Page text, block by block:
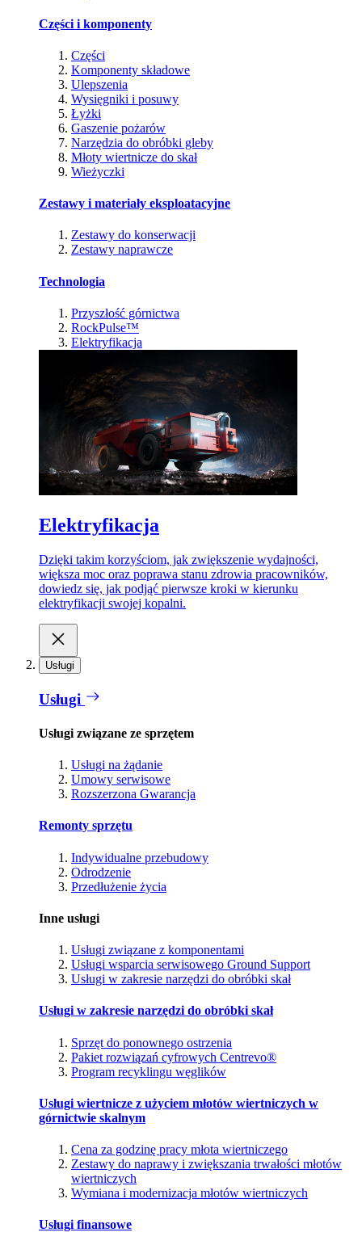
Części i komponenty
Części
Komponenty składowe
Ulepszenia
Wysięgniki i posuwy
Łyżki
Gaszenie pożarów
Narzędzia do obróbki gleby
Młoty wiertnicze do skał
Wieżyczki
Zestawy i materiały eksploatacyjne
Zestawy do konserwacji
Zestawy naprawcze
Technologia
Przyszłość górnictwa
RockPulse™
Elektryfikacja
Elektryfikacja
Dzięki takim korzyściom, jak zwiększenie wydajności,
większa moc oraz poprawa stanu zdrowia pracowników,
dowiedz się, jak podjąć pierwsze kroki w kierunku
elektryfikacji swojej kopalni.
Usługi
Usługi
Usługi związane ze sprzętem
Usługi na żądanie
Umowy serwisowe
Rozszerzona Gwarancja
Remonty sprzętu
Indywidualne przebudowy
Odrodzenie
Przedłużenie życia
Inne usługi
Usługi związane z komponentami
Usługi wsparcia serwisowego Ground Support
Usługi w zakresie narzędzi do obróbki skał
Usługi w zakresie narzędzi do obróbki skał
Sprzęt do ponownego ostrzenia
Pakiet rozwiązań cyfrowych Centrevo®
Program recyklingu węglików
Usługi wiertnicze z użyciem młotów wiertniczych w
górnictwie skalnym
Cena za godzinę pracy młota wiertniczego
Zestawy do naprawy i zwiększania trwałości młotów
wiertniczych
Wymiana i modernizacja młotów wiertniczych
Usługi finansowe